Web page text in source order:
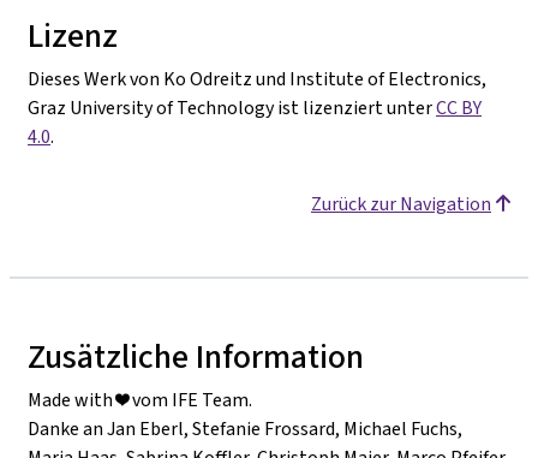
Lizenz
Dieses Werk von Ko Odreitz und Institute of Electronics,
Graz University of Technology ist lizenziert unterCC BY
4.0.
Zurück zur Navigation
Zusätzliche Information
Made with ❤️ vom IFE Team.
Danke an Jan Eberl, Stefanie Frossard, Michael Fuchs,